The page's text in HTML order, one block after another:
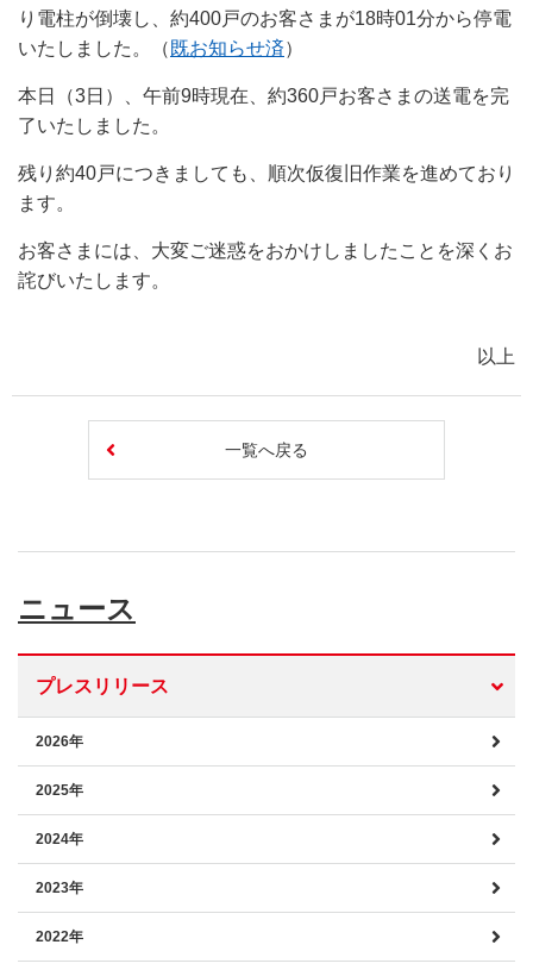
り電柱が倒壊し、約400戸のお客さまが18時01分から停電
いたしました。（ 既お知らせ済）
本日（3日）、午前9時現在、約360戸お客さまの送電を完
了いたしました。
残り約40戸につきましても、順次仮復旧作業を進めており
ます。
お客さまには、大変ご迷惑をおかけしましたことを深くお
詫びいたします。
以上
一覧へ戻る
ニュース
プレスリリース
2026年
2025年
2024年
2023年
2022年